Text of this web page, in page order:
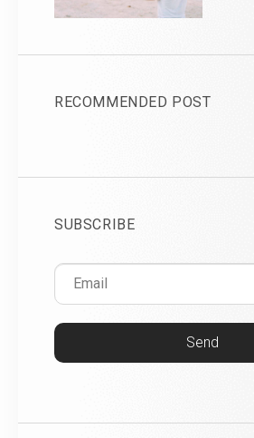
RECOMMENDED POST
SUBSCRIBE
Send